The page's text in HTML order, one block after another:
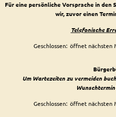
Für eine persönliche Vorsprache in
wir, zuvor einen
Telefonische
Klicken, um weitere Öffnungs-
Geschlossen: öffnet nächsten
Um Wartezeiten zu vermeiden
Wunschtermin
Klicken, um weitere Öffnungs-
Geschlossen: öffnet nächsten